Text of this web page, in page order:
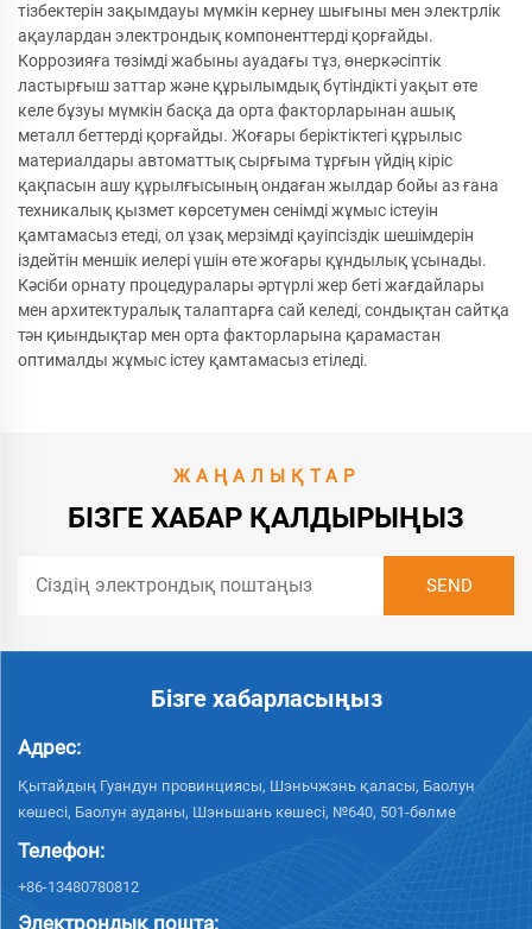
тізбектерін зақымдауы мүмкін кернеу шығыны мен электрлік
ақаулардан электрондық компоненттерді қорғайды.
Коррозияға төзімді жабыны ауадағы тұз, өнеркәсіптік
ластырғыш заттар және құрылымдық бүтіндікті уақыт өте
келе бұзуы мүмкін басқа да орта факторларынан ашық
металл беттерді қорғайды. Жоғары беріктіктегі құрылыс
материалдары автоматтық сырғыма тұрғын үйдің кіріс
қақпасын ашу құрылғысының ондаған жылдар бойы аз ғана
техникалық қызмет көрсетумен сенімді жұмыс істеуін
қамтамасыз етеді, ол ұзақ мерзімді қауіпсіздік шешімдерін
іздейтін меншік иелері үшін өте жоғары құндылық ұсынады.
Кәсіби орнату процедуралары әртүрлі жер беті жағдайлары
мен архитектуралық талаптарға сай келеді, сондықтан сайтқа
тән қиындықтар мен орта факторларына қарамастан
оптималды жұмыс істеу қамтамасыз етіледі.
ЖАҢАЛЫҚТАР
БІЗГЕ ХАБАР ҚАЛДЫРЫҢЫЗ
Бізге хабарласыңыз
Адрес:
Қытайдың Гуандун провинциясы, Шэньчжэнь қаласы, Баолун
көшесі, Баолун ауданы, Шэньшань көшесі, №640, 501-бөлме
Телефон:
+86-13480780812
Электрондық пошта: